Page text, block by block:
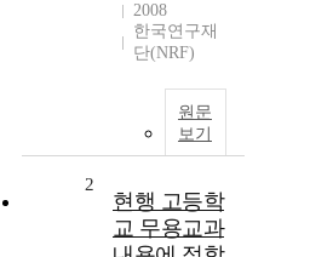
2008
한국연구재
단(NRF)
원문
보기
2
현행 고등학
교 무용교과